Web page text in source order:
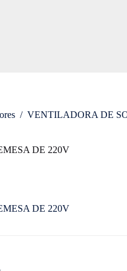
/ VENTILADORA DE
DE 220V
DE 220V